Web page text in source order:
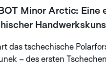
Minor Arctic: Eine
das tschechische
– des ersten